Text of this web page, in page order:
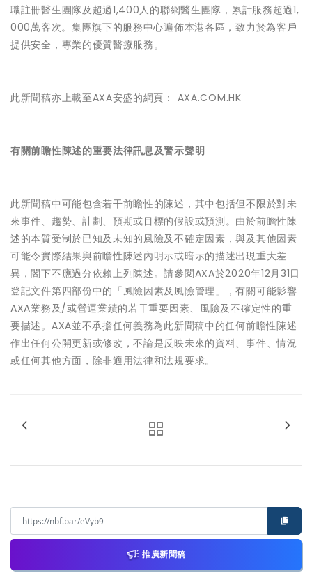
職註冊醫生團隊及超過1,400人的聯網醫生團隊，累計服務超過1,
000萬客次。集團旗下的服務中心遍佈本港各區，致力於為客戶
提供安全，專業的優質醫療服務。
此新聞稿亦上載至AXA安盛的網頁： AXA.COM.HK
有關前瞻性陳述的重要法律訊息及警示聲明
此新聞稿中可能包含若干前瞻性的陳述，其中包括但不限於對未
來事件、趨勢、計劃、預期或目標的假設或預測。由於前瞻性陳
述的本質受制於已知及未知的風險及不確定因素，與及其他因素
可能令實際結果與前瞻性陳述內明示或暗示的描述出現重大差
異，閣下不應過分依賴上列陳述。請參閱AXA於2020年12月31日
登記文件第四部份中的「風險因素及風險管理」，有關可能影響
AXA業務及/或營運業績的若干重要因素、風險及不確定性的重
要描述。AXA並不承擔任何義務為此新聞稿中的任何前瞻性陳述
作出任何公開更新或修改，不論是反映未來的資料、事件、情況
或任何其他方面，除非適用法律和法規要求。
推廣新聞稿